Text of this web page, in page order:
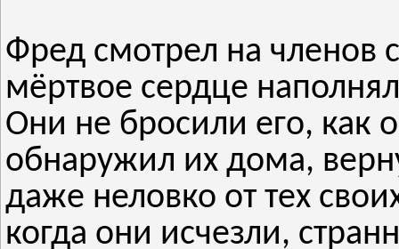
Фред смотрел на членов
мёртвое сердце
Они не бросили его, как
обнаружил их дома,
даже неловко от тех
когда они исчезли,